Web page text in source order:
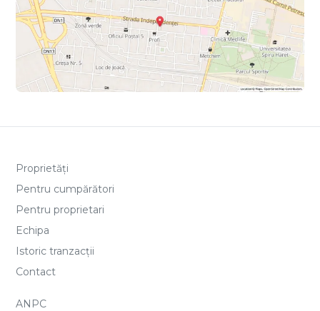
Proprietăți
Pentru cumpărători
Pentru proprietari
Echipa
Istoric tranzacții
Contact
ANPC